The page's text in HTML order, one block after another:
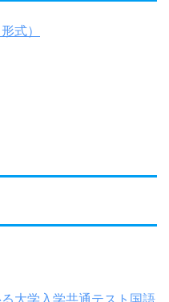
式）
大学入学共通テスト国語